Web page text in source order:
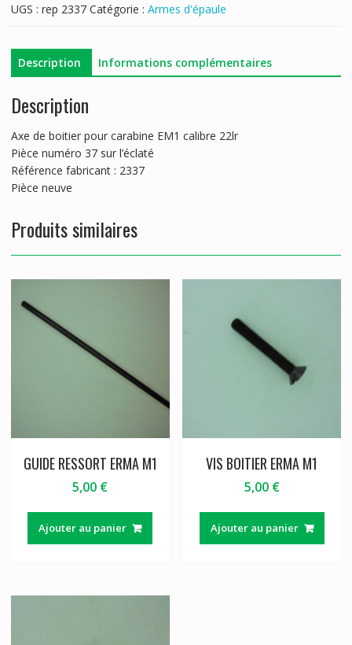
ERMA
UGS : rep 2337 Catégorie : Armes d'épaule
Description Informations complémentaires
Description
Axe de boitier pour carabine EM1 calibre 22lr
Pièce numéro 37 sur l’éclaté
Référence fabricant : 2337
Pièce neuve
Produits similaires
GUIDE RESSORT ERMA M1
5,00 €
Ajouter au panier
VIS BOITIER ERMA M1
5,00 €
Ajouter au panier